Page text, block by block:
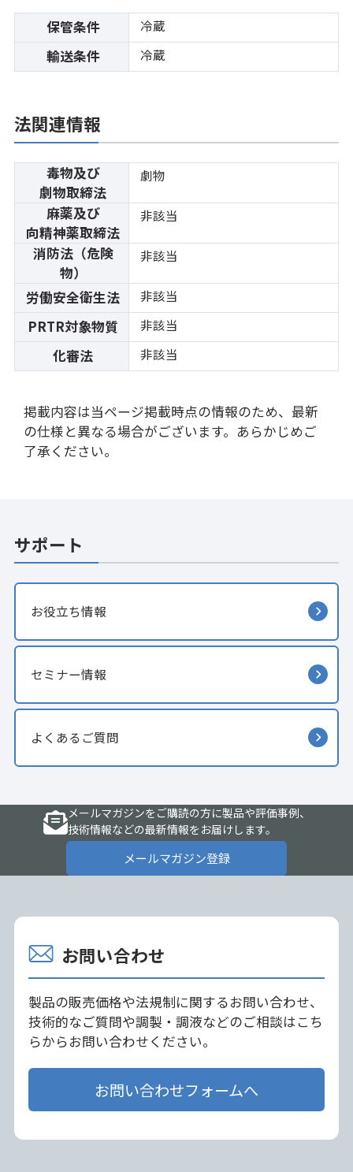
保管条件 冷蔵
輸送条件 冷蔵
法関連情報
毒物及び
劇物取締法
劇物
麻薬及び
向精神薬取締法
非該当
消防法（危険
物）
非該当
労働安全衛生法 非該当
PRTR対象物質 非該当
化審法 非該当
掲載内容は当ページ掲載時点の情報のため、最新
の仕様と異なる場合がございます。あらかじめご
了承ください。
サポート
お役立ち情報
セミナー情報
よくあるご質問
メールマガジンをご購読の方に製品や評価事例、
技術情報などの最新情報をお届けします。
メールマガジン登録
お問い合わせ
製品の販売価格や法規制に関するお問い合わせ、
技術的なご質問や調製・調液などのご相談はこち
らからお問い合わせください。
お問い合わせフォームへ